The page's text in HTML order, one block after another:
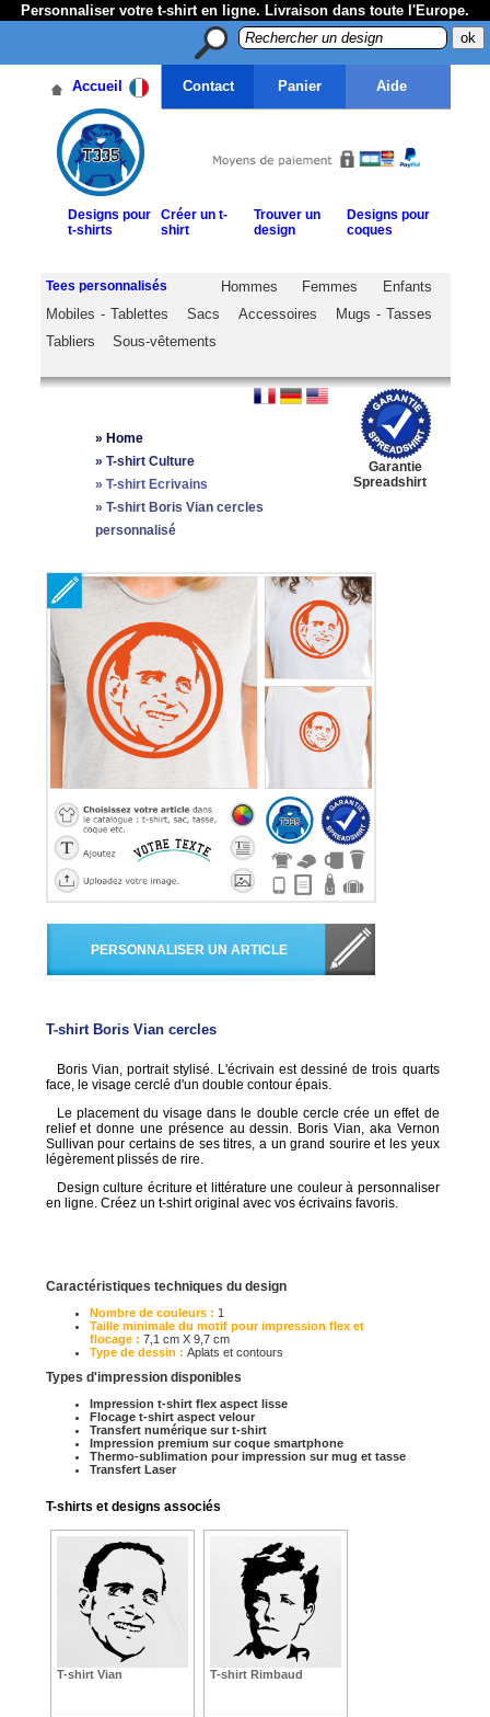
Personnaliser votre t-shirt en ligne. Livraison dans toute l'Europe.
Accueil Contact Panier Aide
Designs pour
t-shirts
Créer un t-
shirt
Trouver un
design
Designs pour
coques
Tees personnalisés Hommes Femmes
Enfants
Mobiles - Tablettes
Sacs Accessoires
Mugs - Tasses
Tabliers
Sous-vêtements
Garantie
Spreadshirt
» Home
» T-shirt Culture
» T-shirt Ecrivains
» T-shirt Boris Vian cercles
personnalisé
T-shirt Boris Vian cercles
Boris Vian, portrait stylisé. L'écrivain est dessiné de trois quarts
face, le visage cerclé d'un double contour épais.
Le placement du visage dans le double cercle crée un effet de
relief et donne une présence au dessin. Boris Vian, aka Vernon
Sullivan pour certains de ses titres, a un grand sourire et les yeux
légèrement plissés de rire.
Design culture écriture et littérature une couleur à personnaliser
en ligne. Créez un t-shirt original avec vos écrivains favoris.
Caractéristiques techniques du design
Nombre de couleurs : 1
Taille minimale du motif pour impression flex et
flocage : 7,1 cm X 9,7 cm
Type de dessin : Aplats et contours
Types d'impression disponibles
Impression t-shirt flex aspect lisse
Flocage t-shirt aspect velour
Transfert numérique sur t-shirt
Impression premium sur coque smartphone
Thermo-sublimation pour impression sur mug et tasse
Transfert Laser
T-shirts et designs associés
T-shirt Vian T-shirt Rimbaud